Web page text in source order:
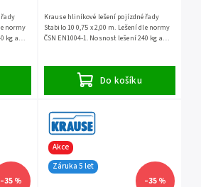
normy
kg a
Do košíku
Krause hliníkové lešení pojízdné řady
Stabilo 10 0,75 x 2,00 m. Lešení dle normy
ČSN EN1004-1. Nosnost lešení 240 kg a
–35 %
Akce
Záruka 5 let
–35 %